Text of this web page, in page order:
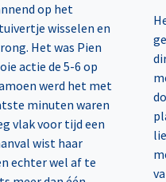
op het
wisselen en
Het was Pien
actie de 5-6 op
werd het met
minuten waren
vlak voor tijd een
wist haar
echter wel af te